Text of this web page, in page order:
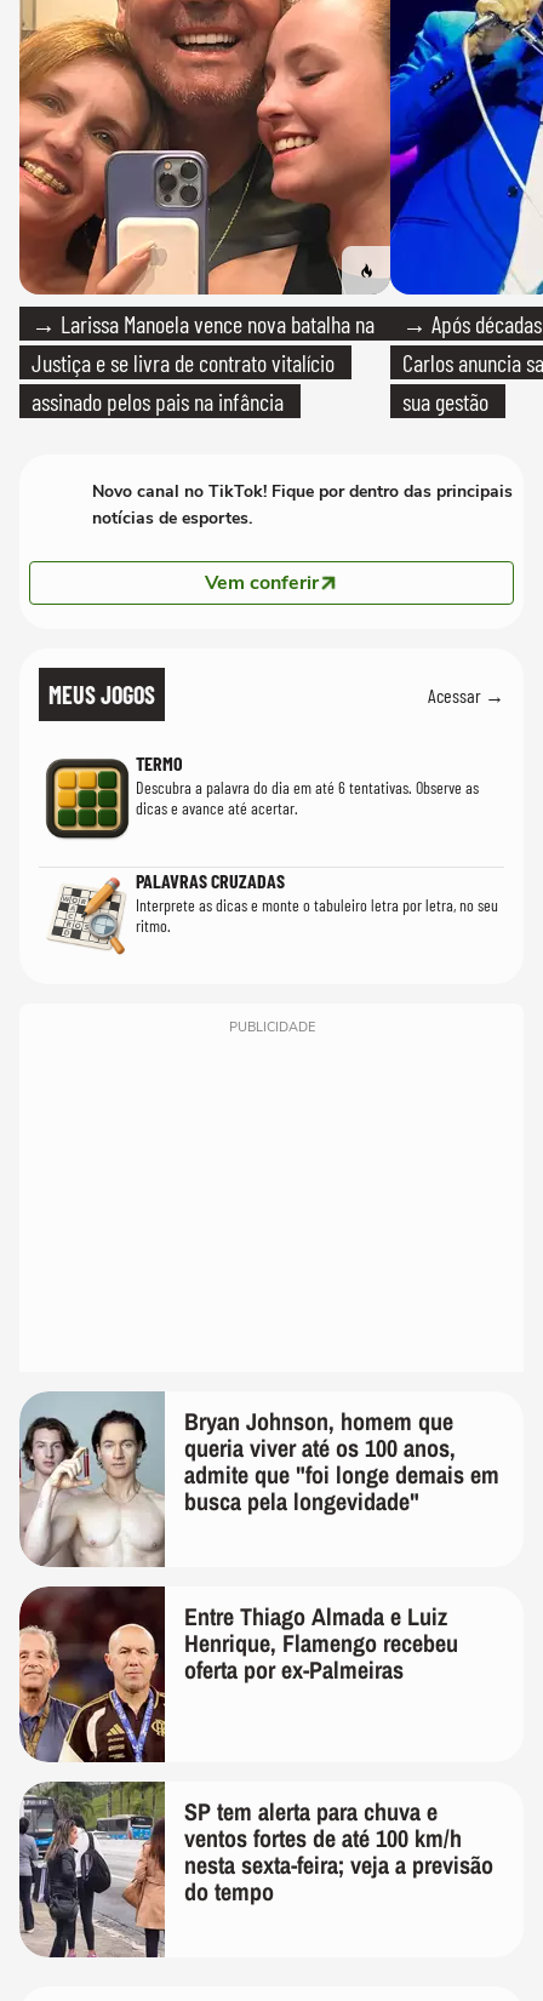
→ Larissa Manoela vence nova batalha na
Justiça e se livra de contrato vitalício
assinado pelos pais na infância
→ Após
Carlos anuncia
sua gestão
Novo canal no TikTok! Fique por dentro das principais
notícias de esportes.
Vem conferir
MEUS JOGOS Acessar →
TERMO
Descubra a palavra do dia em até 6 tentativas. Observe as
dicas e avance até acertar.
PALAVRAS CRUZADAS
Interprete as dicas e monte o tabuleiro letra por letra, no seu
ritmo.
PUBLICIDADE
Bryan Johnson, homem que
queria viver até os 100 anos,
admite que "foi longe demais em
busca pela longevidade"
Entre Thiago Almada e Luiz
Henrique, Flamengo recebeu
oferta por ex-Palmeiras
SP tem alerta para chuva e
ventos fortes de até 100 km/h
nesta sexta-feira; veja a previsão
do tempo